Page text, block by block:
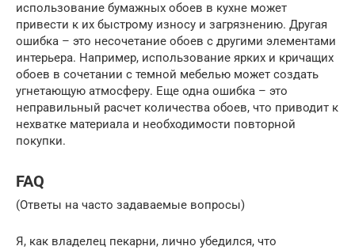
использование бумажных обоев в кухне может
привести к их быстрому износу и загрязнению. Другая
ошибка – это несочетание обоев с другими элементами
интерьера. Например, использование ярких и кричащих
обоев в сочетании с темной мебелью может создать
угнетающую атмосферу. Еще одна ошибка – это
неправильный расчет количества обоев, что приводит к
нехватке материала и необходимости повторной
покупки.
FAQ
(Ответы на часто задаваемые вопросы)
Я, как владелец пекарни, лично убедился, что